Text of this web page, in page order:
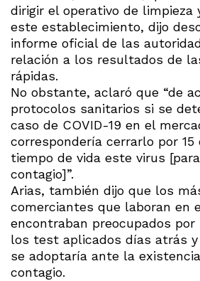
dirigir el operativo de limpieza
este establecimiento, dijo
informe oficial de las
relación a los resultados de
rápidas.
No obstante, aclaró que “de
protocolos sanitarios si se
caso de COVID-19 en el
correspondería cerrarlo por
tiempo de vida este virus
contagio]”.
Arias, también dijo que los
comerciantes que laboran en
encontraban preocupados
los test aplicados días atrás
se adoptaría ante la
contagio.